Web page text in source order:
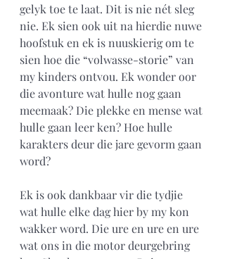
gelyk toe te laat. Dit is nie nét sleg
nie. Ek sien ook uit na hierdie nuwe
hoofstuk en ek is nuuskierig om te
sien hoe die “volwasse-storie” van
my kinders ontvou. Ek wonder oor
die avonture wat hulle nog gaan
meemaak? Die plekke en mense wat
hulle gaan leer ken? Hoe hulle
karakters deur die jare gevorm gaan
word?
Ek is ook dankbaar vir die tydjie
wat hulle elke dag hier by my kon
wakker word. Die ure en ure en ure
wat ons in die motor deurgebring